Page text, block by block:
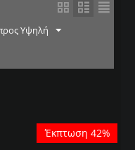
Υψηλή
Έκπτωση 42%